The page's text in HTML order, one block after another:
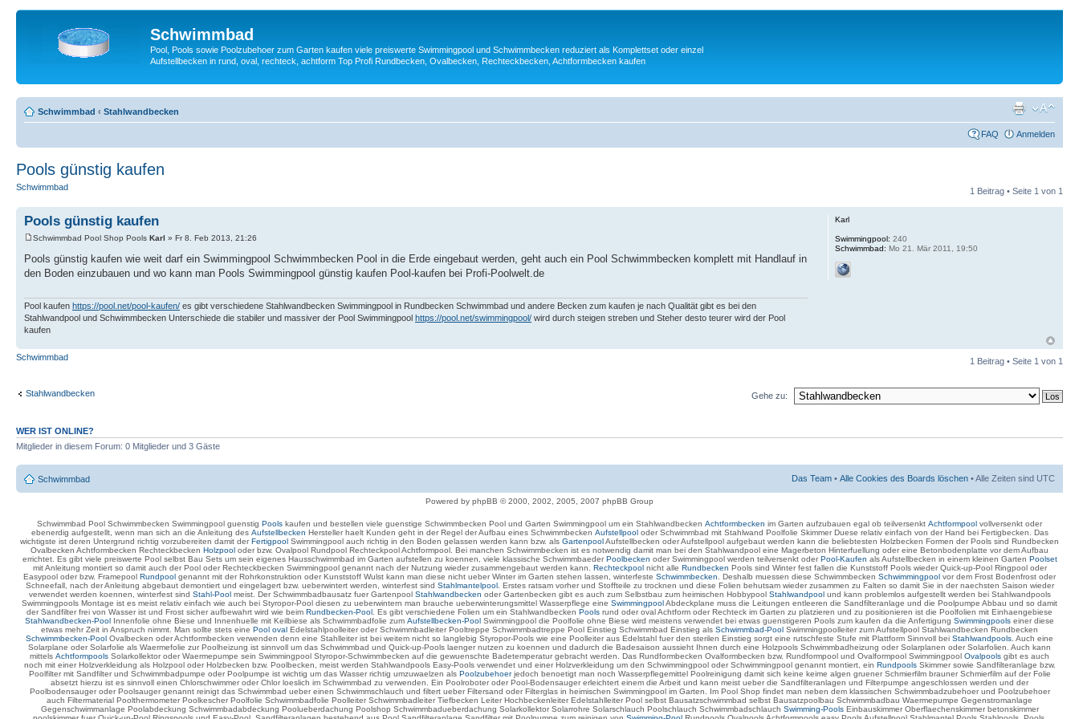
Schwimmbad
Pool, Pools sowie Poolzubehoer zum Garten kaufen viele preiswerte Swimmingpool und Schwimmbecken reduziert als Komplettset oder einzel
Aufstellbecken in rund, oval, rechteck, achtform Top Profi Rundbecken, Ovalbecken, Rechteckbecken, Achtformbecken kaufen
Schwimmbad ‹ Stahlwandbecken
FAQ Anmelden
Pools günstig kaufen
Schwimmbad 1 Beitrag • Seite 1 von 1
Pools günstig kaufen
Schwimmbad Pool Shop Pools Karl » Fr 8. Feb 2013, 21:26
Pools günstig kaufen wie weit darf ein Swimmingpool Schwimmbecken Pool in die Erde eingebaut werden, geht auch ein Pool Schwimmbecken komplett mit Handlauf in
den Boden einzubauen und wo kann man Pools Swimmingpool günstig kaufen Pool-kaufen bei Profi-Poolwelt.de
Pool kaufen https://pool.net/pool-kaufen/ es gibt verschiedene Stahlwandbecken Swimmingpool in Rundbecken Schwimmbad und andere Becken zum kaufen je nach Qualität gibt es bei den
Stahlwandpool und Schwimmbecken Unterschiede die stabiler und massiver der Pool Swimmingpool https://pool.net/swimmingpool/ wird durch steigen streben und Steher desto teurer wird der Pool
kaufen
Karl
Swimmingpool: 240
Schwimmbad: Mo 21. Mär 2011, 19:50
Schwimmbad 1 Beitrag • Seite 1 von 1
Stahlwandbecken Gehe zu:
WER IST ONLINE?
Mitglieder in diesem Forum: 0 Mitglieder und 3 Gäste
Schwimmbad Das Team • Alle Cookies des Boards löschen • Alle Zeiten sind UTC
Powered by phpBB © 2000, 2002, 2005, 2007 phpBB Group
Schwimmbad Pool Schwimmbecken Swimmingpool guenstig Pools kaufen und bestellen viele guenstige Schwimmbecken Pool und Garten Swimmingpool um ein Stahlwandbecken Achtformbecken im Garten aufzubauen egal ob teilversenkt Achtformpool vollversenkt oder
ebenerdig aufgestellt, wenn man sich an die Anleitung des Aufstellbecken Hersteller haelt Kunden geht in der Regel der Aufbau eines Schwimmbecken Aufstellpooloder Schwimmbad mit Stahlwand Poolfolie Skimmer Duese relativ einfach von der Hand bei Fertigbecken. Das
wichtigste ist deren Untergrund richtig vorzubereiten damit derFertigpool Swimmingpool auch richtig in den Boden gelassen werden kann bzw. als GartenpoolAufstellbecken oder Aufstellpool aufgebaut werden kann die beliebtesten Holzbecken Formen der Pools sind Rundbecken
Ovalbecken Achtformbecken Rechteckbecken Holzpool oder bzw. Ovalpool Rundpool Rechteckpool Achtformpool. Bei manchen Schwimmbecken ist es notwendig damit man bei den Stahlwandpool eine Magerbeton Hinterfuellung oder eine Betonbodenplatte vor dem Aufbau
errichtet. Es gibt viele preiswerte Pool selbst Bau Sets um sein eigenes Hausschwimmbad im Garten aufstellen zu koennen, viele klassische SchwimmbaederPoolbecken oder Swimmingpool werden teilversenkt oderPool-Kaufen als Aufstellbecken in einem kleinen Garten Poolset
mit Anleitung montiert so damit auch der Pool oder Rechteckbecken Swimmingpool genannt nach der Nutzung wieder zusammengebaut werden kann. Rechteckpoolnicht alle Rundbecken Pools sind Winter fest fallen die Kunststoff Pools wieder Quick-up-Pool Ringpool oder
Easypool oder bzw. Framepool Rundpool genannt mit der Rohrkonstruktion oder Kunststoff Wulst kann man diese nicht ueber Winter im Garten stehen lassen, winterfeste Schwimmbecken . Deshalb muessen diese Schwimmbecken Schwimmingpool vor dem Frost Bodenfrost oder
Schneefall, nach der Anleitung abgebaut demontiert und eingelagert bzw. ueberwintert werden, winterfest sind Stahlmantelpool. Erstes ratsam vorher und Stoffteile zu trocknen und diese Folien behutsam wieder zusammen zu Falten so damit Sie in der naechsten Saison wieder
verwendet werden koennen, winterfest sind Stahl-Poolmeist. Der Schwimmbadbausatz fuer Gartenpool Stahlwandbecken oder Gartenbecken gibt es auch zum Selbstbau zum heimischen Hobbypool Stahlwandpoolund kann problemlos aufgestellt werden bei Stahlwandpools
Swimmingpools Montage ist es meist relativ einfach wie auch bei Styropor-Pool diesen zu ueberwintern man brauche ueberwinterungsmittel Wasserpflege eine SwimmingpoolAbdeckplane muss die Leitungen entleeren die Sandfilteranlage und die Poolpumpe Abbau und so damit
der Sandfilter frei von Wasser ist und Frost sicher aufbewahrt wird wie beim Rundbecken-Pool . Es gibt verschiedene Folien um ein Stahlwandbecken Pools rund oder oval Achtform oder Rechteck im Garten zu platzieren und zu positionieren ist die Poolfolien mit Einhaengebiese
Stahlwandbecken-Pool Innenfolie ohne Biese und Innenhuelle mit Keilbiese als Schwimmbadfolie zum Aufstellbecken-Pool Swimmingpool die Poolfolie ohne Biese wird meistens verwendet bei etwas guenstigeren Pools zum kaufen da die Anfertigung Swimmingpools einer diese
etwas mehr Zeit in Anspruch nimmt. Man sollte stets eine Pool oval Edelstahlpoolleiter oder Schwimmbadleiter Pooltreppe Schwimmbadtreppe Pool Einstieg Schwimmbad Einstieg als Schwimmbad-Pool Swimmingpoolleiter zum Aufstellpool Stahlwandbecken Rundbecken
Schwimmbecken-Pool Ovalbecken oder Achtformbecken verwenden denn eine Stahlleiter ist bei weitem nicht so langlebig Styropor-Pools wie eine Poolleiter aus Edelstahl fuer den sterilen Einstieg sorgt eine rutschfeste Stufe mit Plattform Sinnvoll bei Stahlwandpools . Auch eine
Solarplane oder Solarfolie als Waermefolie zur Poolheizung ist sinnvoll um das Schwimmbad und Quick-up-Pools laenger nutzen zu koennen und dadurch die Badesaison aussieht Ihnen durch eine Holzpools Schwimmbadheizung oder Solarplanen oder Solarfolien. Auch kann
mittels Achtformpools Solarkollektor oder Waermepumpe sein Swimmingpool Styropor-Schwimmbecken auf die gewuenschte Badetemperatur gebracht werden. Das Rundformbecken Ovalformbecken bzw. Rundformpool und Ovalformpool Swimmingpool Ovalpools gibt es auch
noch mit einer Holzverkleidung als Holzpool oder Holzbecken bzw. Poolbecken, meist werden Stahlwandpools Easy-Pools verwendet und einer Holzverkleidung um den Schwimmingpool oder Schwimmingpool genannt montiert, ein RundpoolsSkimmer sowie Sandfilteranlage bzw.
Poolfilter mit Sandfilter und Schwimmbadpumpe oder Poolpumpe ist wichtig um das Wasser richtig umzuwaelzen als Poolzubehoerjedoch benoetigt man noch Wasserpflegemittel Poolreinigung damit sich keine keime algen gruener Schmierfilm brauner Schmierfilm auf der Folie
absetzt hierzu ist es sinnvoll einen Chlorschwimmer oder Chlor loeslich im Schwimmbad zu verwenden. Ein Poolroboter oder Pool-Bodensauger erleichtert einem die Arbeit und kann meist ueber die Sandfilteranlagen und Filterpumpe angeschlossen werden und der
Poolbodensauger oder Poolsauger genannt reinigt das Schwimmbad ueber einen Schwimmschlauch und filtert ueber Filtersand oder Filterglas in heimischen Swimmingpool im Garten. Im Pool Shop findet man neben dem klassischen Schwimmbadzubehoer und Poolzubehoer
auch Filtermaterial Poolthermometer Poolkescher Poolfolie Schwimmbadfolie Poolleiter Schwimmbadleiter Tiefbecken Leiter Hochbeckenleiter Edelstahlleiter Pool selbst Bausatzschwimmbad selbst Bausatzpoolbau Schwimmbadbau Waermepumpe Gegenstromanlage
Gegenschwimmanlage Poolabdeckung Schwimmbadabdeckung Poolueberdachung Poolshop Schwimmbadueberdachung Solarkollektor Solarrohre Solarschlauch Poolschlauch Schwimmbadschlauch Swimming-PoolsEinbauskimmer Oberflaechenskimmer betonskimmer